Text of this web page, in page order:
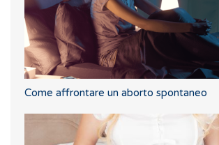
Come affrontare un aborto spontaneo